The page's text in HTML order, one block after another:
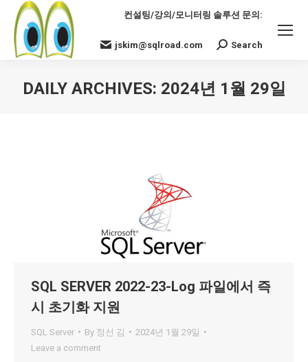
컨설팅/강의/모니터링 솔루션 문의:
jskim@sqlroad.com Search:
Search
DAILY ARCHIVES: 2024년 1월 29일
SQL SERVER 2022-23-Log 파일에서 즉
시 초기화 지원
SQL Server By 정선 김
2024년 1월 29일
Leave a comment